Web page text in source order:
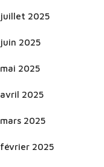
juillet 2025
juin 2025
mai 2025
avril 2025
mars 2025
février 2025